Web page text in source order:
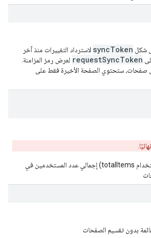
شكل syncToken لاسترداد التغييرات منذ آخر
requestSyncToken لعرض رمز المزامنة.
صفحات، ستحتوي الصفحة الأخيرة فقط على
(يُرجى استخدام totalItems) إجمالي عدد المستخدمين في
بدون تقسيم الصفحات